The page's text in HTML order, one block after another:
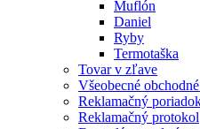
Muflón
Daniel
Ryby
Termotaška
Tovar v zľave
Všeobecné
Reklamačný
Reklamačný protokol